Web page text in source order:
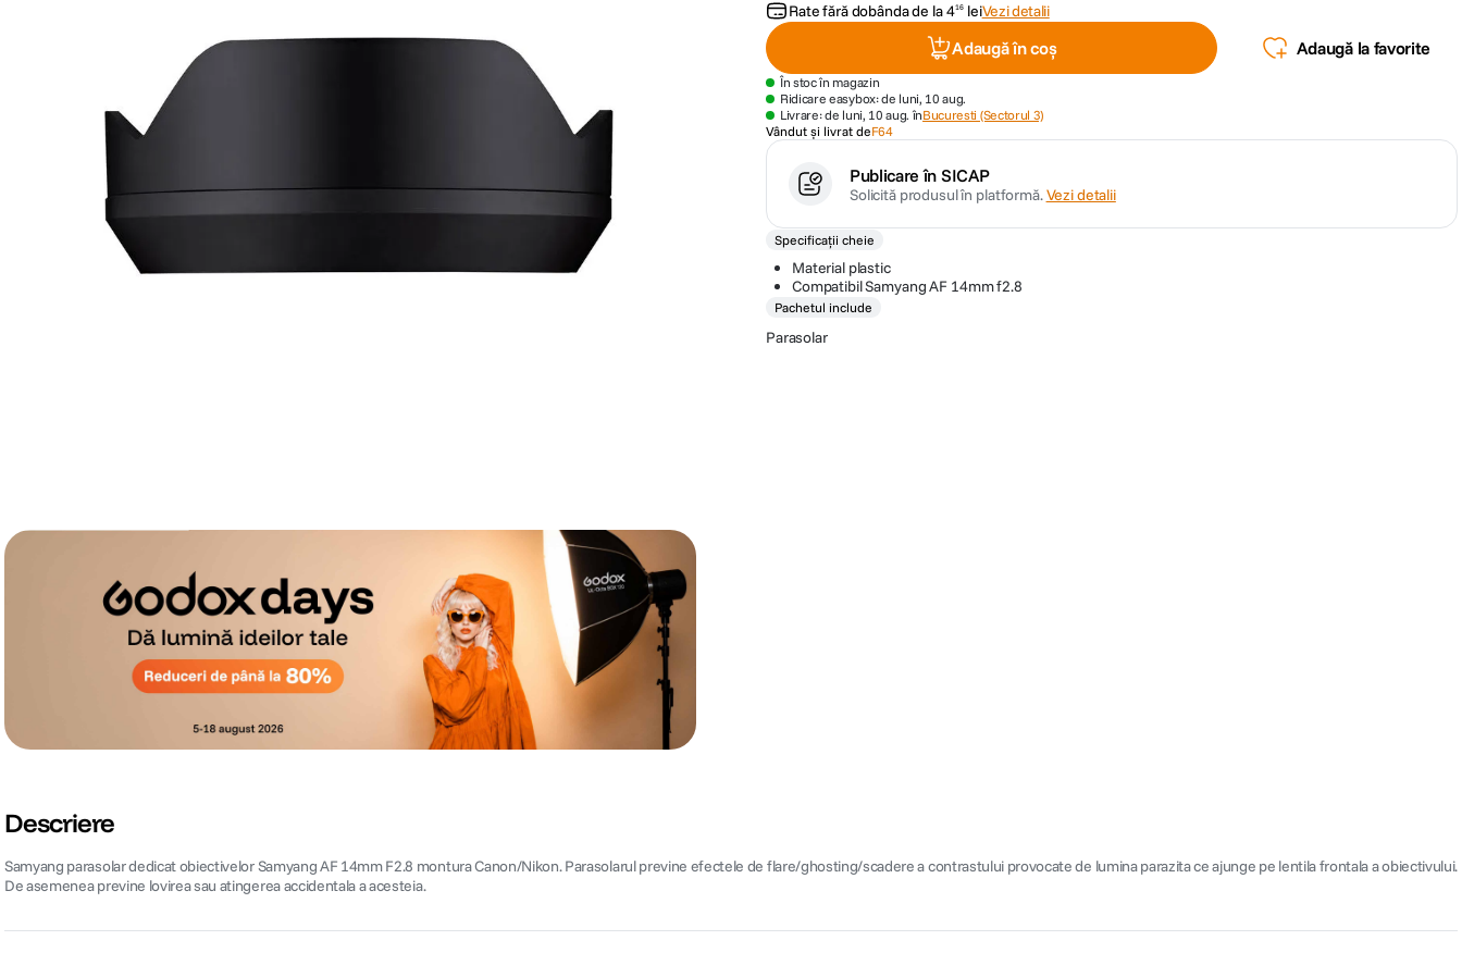
Rate fără dobânda de la416 leiVezi detalii
Adaugă în coș Adaugă la favorite
În stoc în magazin
Ridicare easybox: de luni, 10 aug.
Livrare: de luni, 10 aug. înBucuresti (Sectorul 3)
Vândut și livrat deF64
Publicare în SICAP
Solicită produsul în platformă.Vezi detalii
Specificații cheie
Material plastic
Compatibil Samyang AF 14mm f2.8
Pachetul include
Parasolar
Descriere
Samyang parasolar dedicat obiectivelor Samyang AF 14mm F2.8 montura Canon/Nikon. Parasolarul previne efectele de flare/ghosting/scadere a contrastului provocate de lumina parazita ce ajunge pe lentila frontala a obiectivului.
De asemenea previne lovirea sau atingerea accidentala a acesteia.